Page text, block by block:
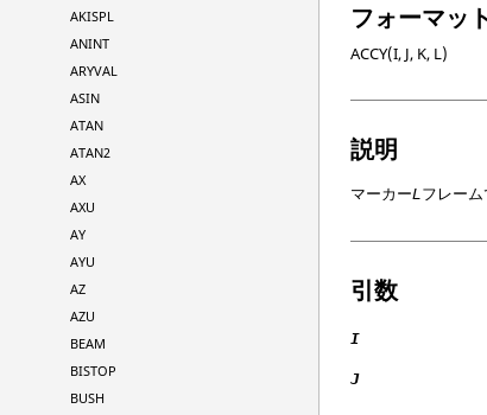
AKISPL
ANINT
ARYVAL
ASIN
ATAN
ATAN2
AX
AXU
AY
AYU
AZ
AZU
BEAM
BISTOP
BUSH
フォーマッ
ACCY(I, J, K, L)
説明
マーカーL フレーム
引数
I
J